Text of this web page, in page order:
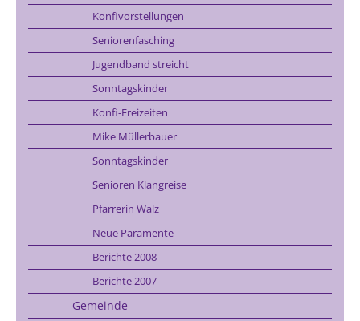
Konfivorstellungen
Seniorenfasching
Jugendband streicht
Sonntagskinder
Konfi-Freizeiten
Mike Müllerbauer
Sonntagskinder
Senioren Klangreise
Pfarrerin Walz
Neue Paramente
Berichte 2008
Berichte 2007
Gemeinde